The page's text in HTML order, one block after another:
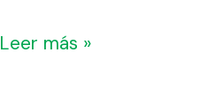
Leer más »